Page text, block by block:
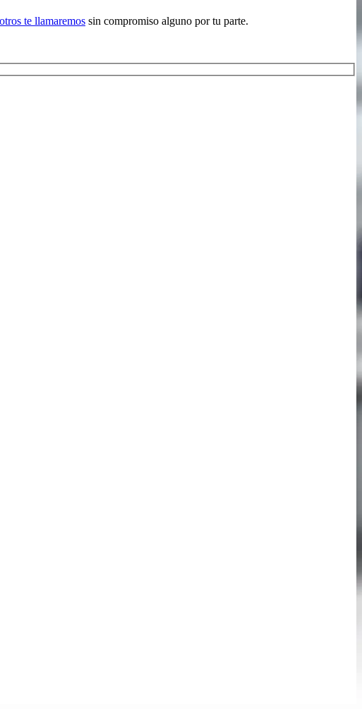
te llamaremos sin compromiso alguno por tu parte.